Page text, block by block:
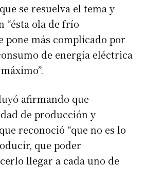
se resuelva el tema y
“ésta ola de frío
pone más complicado por
de energía eléctrica
afirmando que
de producción y
reconoció “que no es lo
que poder
llegar a cada uno de